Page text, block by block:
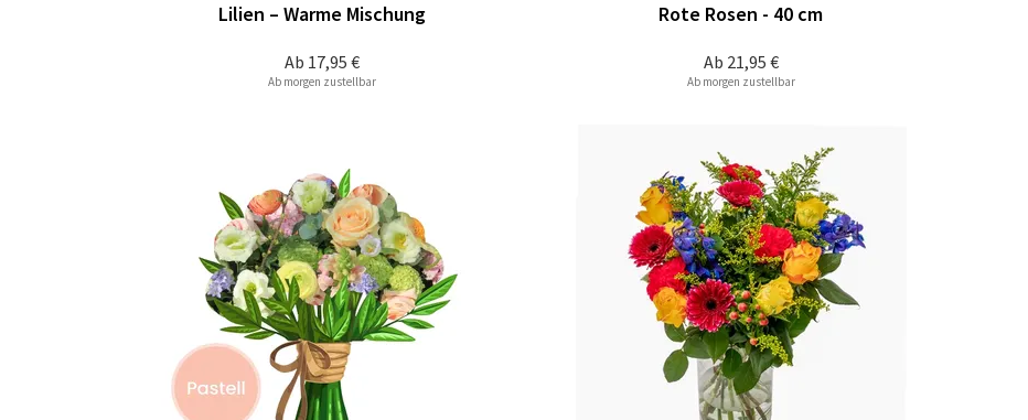
Ab 17,95 €
Lilien – Warme Mischung
Ab morgen zustellbar
Ab 21,95 €
Rote Rosen - 40 cm
Ab morgen zustellbar